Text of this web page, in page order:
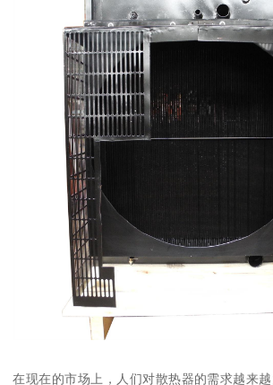
在现在的市场上，人们对散热器的需求越来